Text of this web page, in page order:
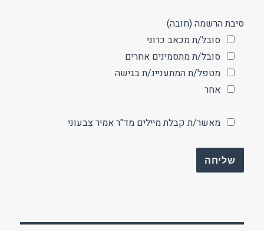
סיבת הרשמה (חובה)
סובל/ת מכאב כרוני
סובל/ת מתסמינים אחרים
מטפל/ת המתעניינ/ת בגישה
אחר
מאשר/ת קבלת מיילים מד"ר אמיר צבעוני